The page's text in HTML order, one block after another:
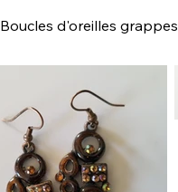
Boucles d'oreilles grappes